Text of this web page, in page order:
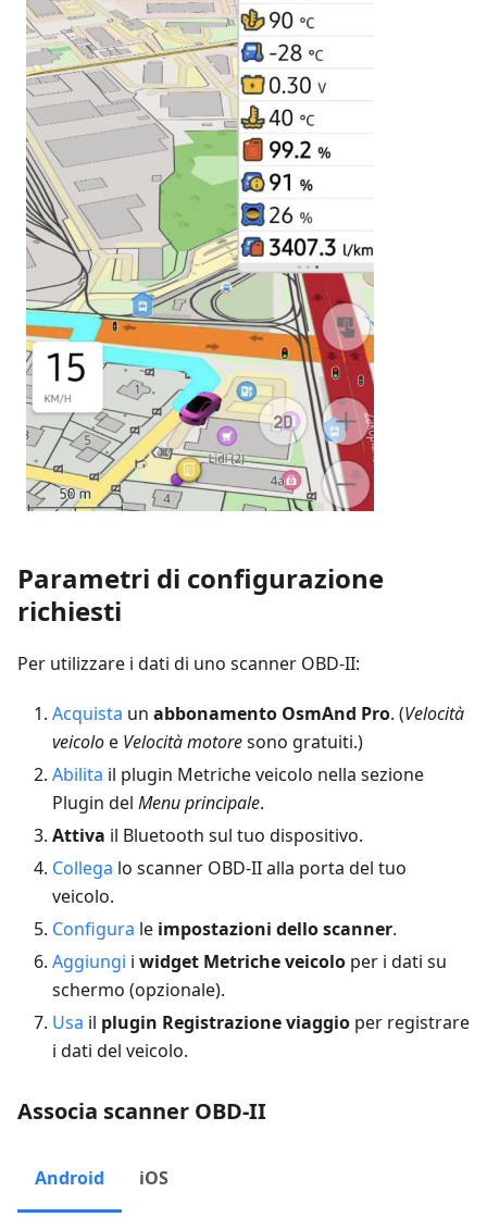
Parametri di configurazione
richiesti
Per utilizzare i dati di uno scanner OBD-II:
Acquista un abbonamento OsmAnd Pro. (Velocità
veicoloe Velocità motoresono gratuiti.)
Abilita il plugin Metriche veicolo nella sezione
Plugin del Menu principale.
Attiva il Bluetooth sul tuo dispositivo.
Collega lo scanner OBD-II alla porta del tuo
veicolo.
Configura le impostazioni dello scanner.
Aggiungi i widget Metriche veicolo per i dati su
schermo (opzionale).
Usa il plugin Registrazione viaggio per registrare
i dati del veicolo.
Associa scanner OBD-II
Android iOS